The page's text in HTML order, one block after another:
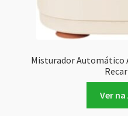
Misturador Automático
Ver